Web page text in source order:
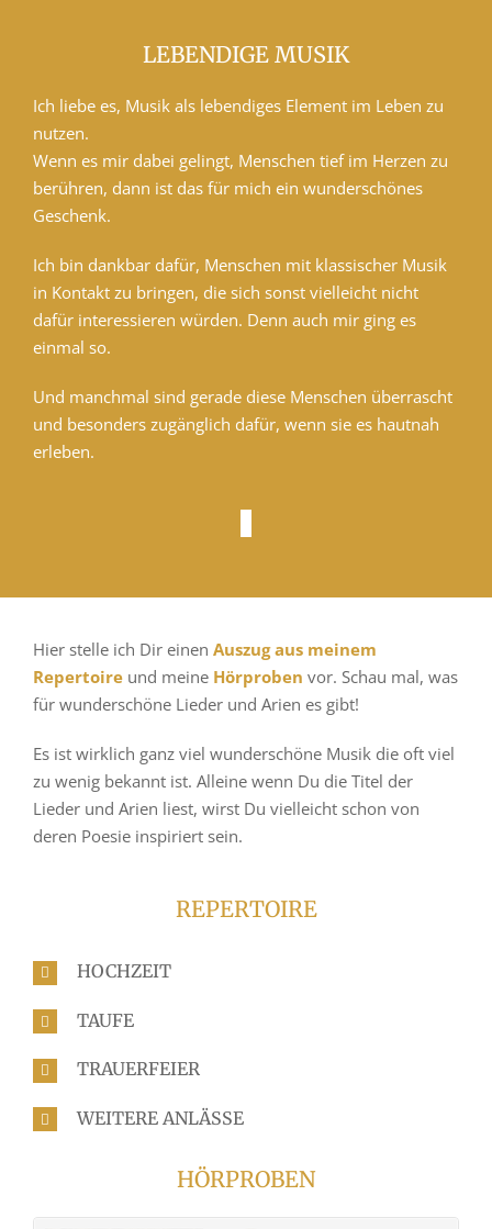
LEBENDIGE MUSIK
Ich liebe es, Musik als lebendiges Element im Leben zu
nutzen.
Wenn es mir dabei gelingt, Menschen tief im Herzen zu
berühren, dann ist das für mich ein wunderschönes
Geschenk.
Ich bin dankbar dafür, Menschen mit klassischer Musik
in Kontakt zu bringen, die sich sonst vielleicht nicht
dafür interessieren würden. Denn auch mir ging es
einmal so.
Und manchmal sind gerade diese Menschen überrascht
und besonders zugänglich dafür, wenn sie es hautnah
erleben.
Hier stelle ich Dir einen Auszug aus meinem
Repertoire und meine Hörproben vor. Schau mal, was
für wunderschöne Lieder und Arien es gibt!
Es ist wirklich ganz viel wunderschöne Musik die oft viel
zu wenig bekannt ist. Alleine wenn Du die Titel der
Lieder und Arien liest, wirst Du vielleicht schon von
deren Poesie inspiriert sein.
REPERTOIRE
HOCHZEIT
TAUFE
TRAUERFEIER
WEITERE ANLÄSSE
HÖRPROBEN